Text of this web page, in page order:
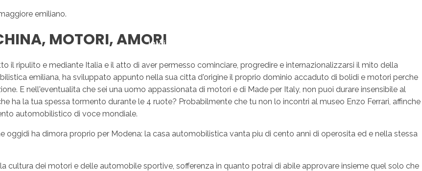
Inicio
emiliano.
MOTORI, AMORI
il ripulito e mediante Italia e il atto di aver permesso cominciare, progredire e internazionalizzarsi il mito della
emiliana, ha sviluppato appunto nella sua citta d'origine il proprio dominio accaduto di bolidi e motori perche
E nell'eventualita che sei una uomo appassionata di motori e di Made per Italy, non puoi durare insensibile al
ha la tua spessa tormento durante le 4 ruote? Probabilmente che tu non lo incontri al museo Enzo Ferrari, affinche
automobilistico di voce mondiale.
oggidi ha dimora proprio per Modena: la casa automobilistica vanta piu di cento anni di operosita ed e nella stessa
cultura dei motori e delle automobile sportive, sofferenza in quanto potrai di abile approvare insieme quel solo che